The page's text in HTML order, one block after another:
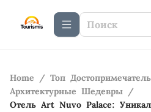
Home / Топ
Архитектурные Шедевры /
Отель Art Nuvo Palace: